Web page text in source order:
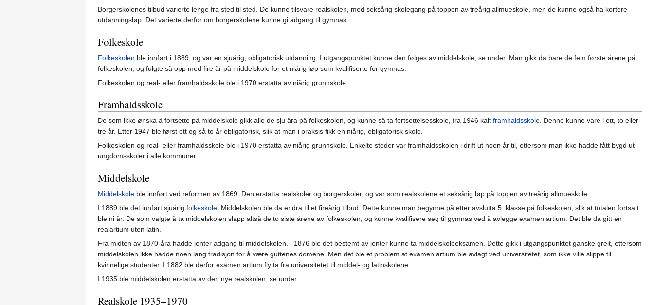
Borgerskolenes tilbud varierte lenge fra sted til sted. De kunne tilsvare realskolen, med seksårig skolegang på toppen av treårig allmueskole, men de kunne også ha kortere
utdanningsløp. Det varierte derfor om borgerskolene kunne gi adgang til gymnas.
Folkeskole
Folkeskolen ble innført i 1889, og var en sjuårig, obligatorisk utdanning. I utgangspunktet kunne den følges av middelskole, se under. Man gikk da bare de fem første årene på
folkeskolen, og fulgte så opp med fire år på middelskole for et niårig løp som kvalifiserte for gymnas.
Folkeskolen og real- eller framhaldsskole ble i 1970 erstatta av niårig grunnskole.
Framhaldsskole
De som ikke ønska å fortsette på middelskole gikk alle de sju åra på folkeskolen, og kunne så ta fortsettelsesskole, fra 1946 kalt framhaldsskole. Denne kunne vare i ett, to eller
tre år. Etter 1947 ble først ett og så to år obligatorisk, slik at man i praksis fikk en niårig, obligatorisk skole.
Folkeskolen og real- eller framhaldsskole ble i 1970 erstatta av niårig grunnskole. Enkelte steder var framhaldsskolen i drift ut noen år til, ettersom man ikke hadde fått bygd ut
ungdomsskoler i alle kommuner.
Middelskole
Middelskole ble innført ved reformen av 1869. Den erstatta realskoler og borgerskoler, og var som realskolene et seksårig løp på toppen av treårig allmueskole.
I 1889 ble det innført sjuårig folkeskole. Middelskolen ble da endra til et fireårig tilbud. Dette kunne man begynne på etter avslutta 5. klasse på folkeskolen, slik at totalen fortsatt
ble ni år. De som valgte å ta middelskolen slapp altså de to siste årene av folkeskolen, og kunne kvalifisere seg til gymnas ved å avlegge examen artium. Det ble da gitt en
realartium uten latin.
Fra midten av 1870-åra hadde jenter adgang til middelskolen. I 1876 ble det bestemt av jenter kunne ta middelskoleeksamen. Dette gikk i utgangspunktet ganske greit, ettersom
middelskolen ikke hadde noen lang tradisjon for å være guttenes domene. Men det ble et problem at examen artium ble avlagt ved universitetet, som ikke ville slippe til
kvinnelige studenter. I 1882 ble derfor examen artium flytta fra universitetet til middel- og latinskolene.
I 1935 ble middelskolen erstatta av den nye realskolen, se under.
Realskole 1935–1970